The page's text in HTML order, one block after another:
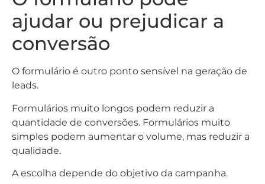
ajudar ou prejudicar a
conversão
O formulário é outro ponto sensível na geração de
leads.
Formulários muito longos podem reduzir a
quantidade de conversões. Formulários muito
simples podem aumentar o volume, mas reduzir a
qualidade.
A escolha depende do objetivo da campanha.